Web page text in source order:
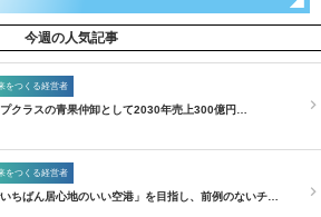
今週の人気記事
をつくる経営者
クラスの青果仲卸として2030年売上300億円…
をつくる経営者
いちばん居心地のいい空港」を目指し、前例のないチ…